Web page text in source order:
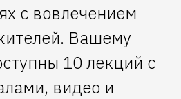
с вовлечением
Вашему
10 лекций с
видео и